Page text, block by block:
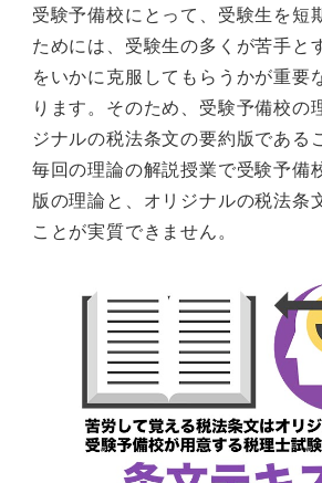
受験予備校にとって、受験生を短
ためには、受験生の多くが苦手と
をいかに克服してもらうかが重要
ります。そのため、受験予備校の
ジナルの税法条文の要約版である
毎回の理論の解説授業で受験予備
版の理論と、オリジナルの税法条
ことが実質できません。